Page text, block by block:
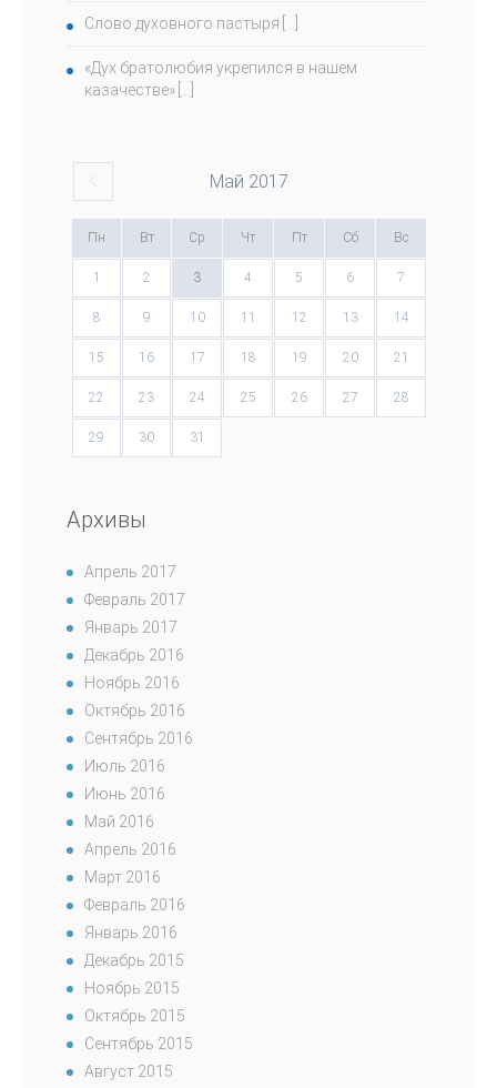
Слово духовного пастыря
«Дух братолюбия укрепился в нашем
казачестве»
Май 2017
Пн Вт Ср Чт Пт Сб Вс
1 2 3 4 5 6 7
8 9 10 11 12 13 14
15 16 17 18 19 20 21
22 23 24 25 26 27 28
29 30 31
Архивы
Апрель 2017
Февраль 2017
Январь 2017
Декабрь 2016
Ноябрь 2016
Октябрь 2016
Сентябрь 2016
Июль 2016
Июнь 2016
Май 2016
Апрель 2016
Март 2016
Февраль 2016
Январь 2016
Декабрь 2015
Ноябрь 2015
Октябрь 2015
Сентябрь 2015
Август 2015